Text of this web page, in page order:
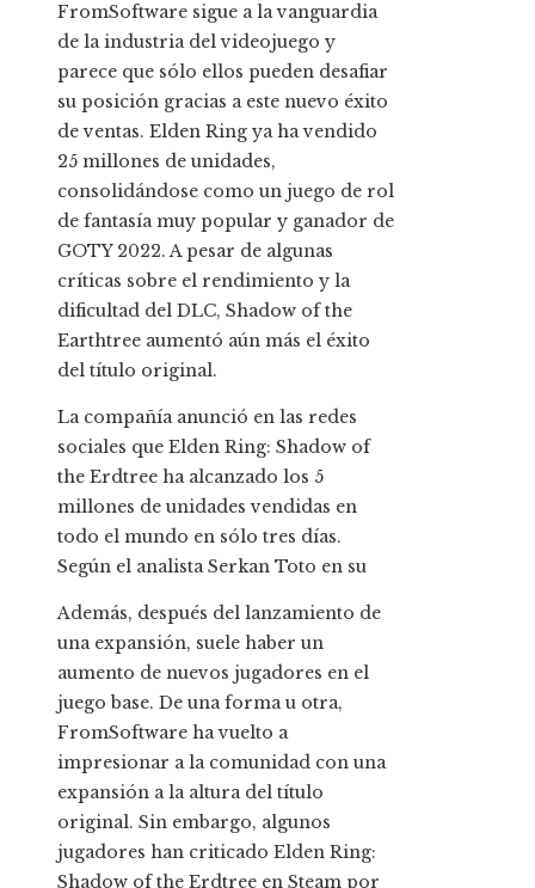
FromSoftware sigue a la vanguardia
de la industria del videojuego y
parece que sólo ellos pueden desafiar
su posición gracias a este nuevo éxito
de ventas. Elden Ring ya ha vendido
25 millones de unidades,
consolidándose como un juego de rol
de fantasía muy popular y ganador de
GOTY 2022. A pesar de algunas
críticas sobre el rendimiento y la
dificultad del DLC, Shadow of the
Earthtree aumentó aún más el éxito
del título original.
La compañía anunció en las redes
sociales que Elden Ring: Shadow of
the Erdtree ha alcanzado los 5
millones de unidades vendidas en
todo el mundo en sólo tres días.
Según el analista Serkan Toto en su
Además, después del lanzamiento de
una expansión, suele haber un
aumento de nuevos jugadores en el
juego base. De una forma u otra,
FromSoftware ha vuelto a
impresionar a la comunidad con una
expansión a la altura del título
original. Sin embargo, algunos
jugadores han criticado Elden Ring:
Shadow of the Erdtree en Steam por